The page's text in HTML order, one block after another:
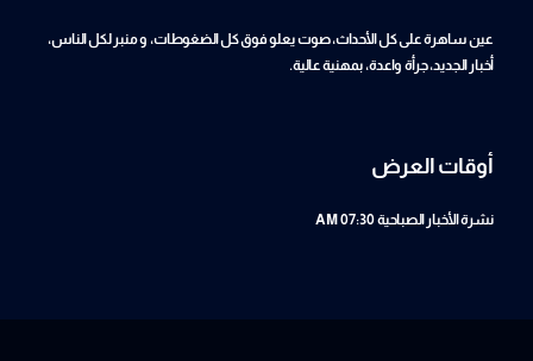
عين ساهرة على كل الأحداث، صوت يعلو فوق كل الضغوطات، و منبر لكل الناس،
أخبار الجديد، جرأة واعدة، بمهنية عالية.
أوقات العرض
نشرة الأخبار الصباحية07:30 AM